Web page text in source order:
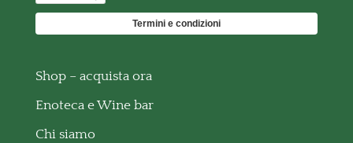
Termini e condizioni
Shop – acquista ora
Enoteca e Wine bar
Chi siamo